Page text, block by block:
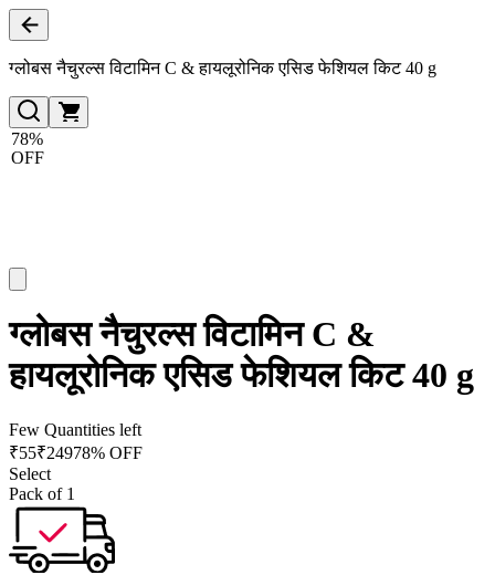
ग्लोबस नैचुरल्स विटामिन C & हायलूरोनिक एसिड फेशियल किट 40 g
78%
OFF
ग्लोबस नैचुरल्स विटामिन C &
हायलूरोनिक एसिड फेशियल किट 40 g
Few Quantities left
₹55₹24978% OFF
Select
Pack of 1